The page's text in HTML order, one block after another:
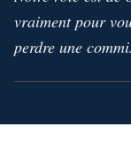
vraiment pour
perdre une